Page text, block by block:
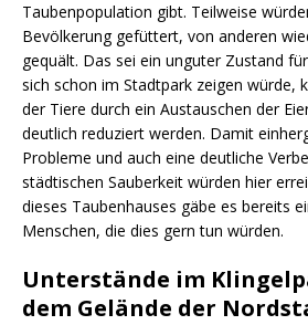
Taubenpopulation gibt. Teilweise
Bevölkerung gefüttert, von anderen
gequält. Das sei ein unguter Zustand
sich schon im Stadtpark zeigen würde,
der Tiere durch ein Austauschen der
deutlich reduziert werden. Damit
Probleme und auch eine deutliche
städtischen Sauberkeit würden hier
dieses Taubenhauses gäbe es bereits
Menschen, die dies gern tun würden.
Unterstände im
dem Gelände der